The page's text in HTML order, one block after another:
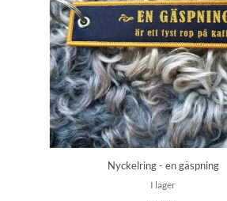
Nyckelring - en gäspning
I lager